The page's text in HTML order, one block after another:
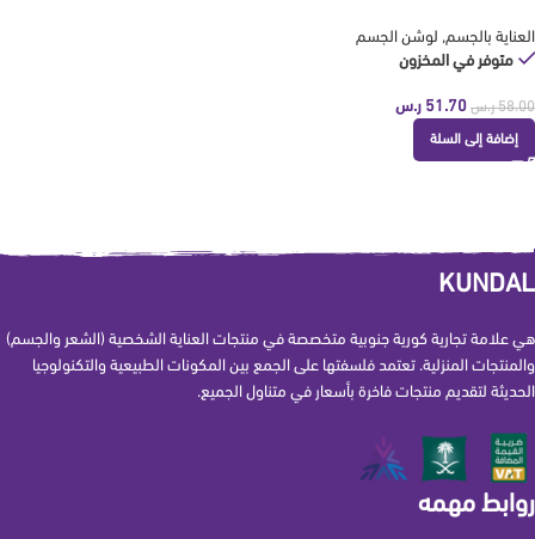
العناية بالجسم, لوشن الجسم
متوفر في المخزون
58.00 ر.س 51.70 ر.س
إضافة إلى السلة
KUNDAL
هي علامة تجارية كورية جنوبية متخصصة في منتجات العناية الشخصية (الشعر والجسم)
والمنتجات المنزلية. تعتمد فلسفتها على الجمع بين المكونات الطبيعية والتكنولوجيا
الحديثة لتقديم منتجات فاخرة بأسعار في متناول الجميع.
روابط مهمه